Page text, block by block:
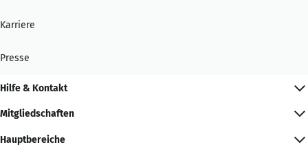
Karriere
Presse
Hilfe & Kontakt
Mitgliedschaften
Hauptbereiche